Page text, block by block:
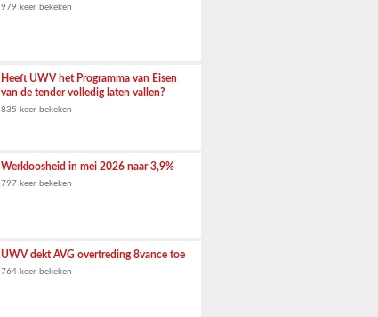
979 keer bekeken
Heeft UWV het Programma van Eisen
van de tender volledig laten vallen?
835 keer bekeken
Werkloosheid in mei 2026 naar 3,9%
797 keer bekeken
UWV dekt AVG overtreding 8vance toe
764 keer bekeken